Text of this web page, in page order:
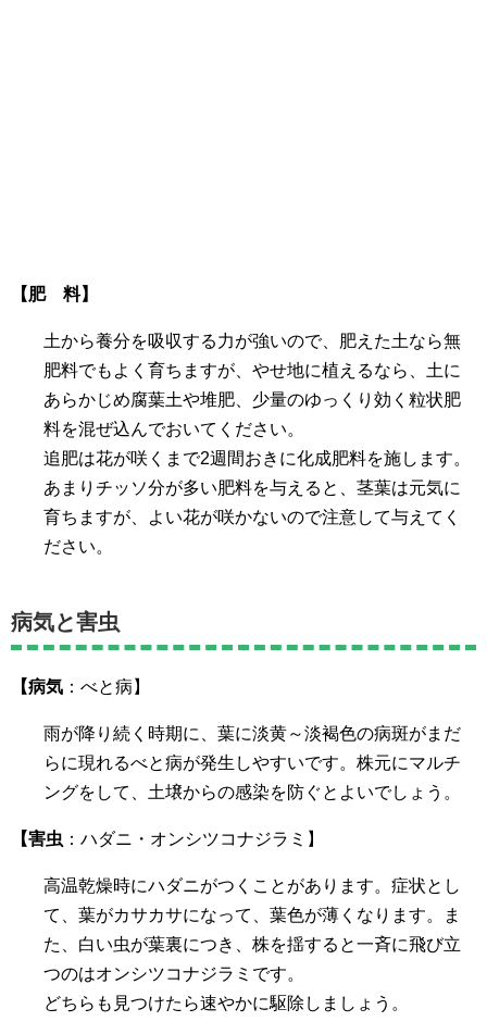
【肥 料】
土から養分を吸収する力が強いので、肥えた土なら無
肥料でもよく育ちますが、やせ地に植えるなら、土に
あらかじめ腐葉土や堆肥、少量のゆっくり効く粒状肥
料を混ぜ込んでおいてください。
追肥は花が咲くまで2週間おきに化成肥料を施します。
あまりチッソ分が多い肥料を与えると、茎葉は元気に
育ちますが、よい花が咲かないので注意して与えてく
ださい。
病気と害虫
【病気 ：べと病】
雨が降り続く時期に、葉に淡黄～淡褐色の病斑がまだ
らに現れるべと病が発生しやすいです。株元にマルチ
ングをして、土壌からの感染を防ぐとよいでしょう。
【害虫 ：ハダニ・オンシツコナジラミ】
高温乾燥時にハダニがつくことがあります。症状とし
て、葉がカサカサになって、葉色が薄くなります。ま
た、白い虫が葉裏につき、株を揺すると一斉に飛び立
つのはオンシツコナジラミです。
どちらも見つけたら速やかに駆除しましょう。